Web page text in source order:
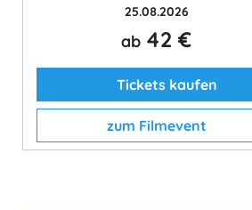
25.08.2026
ab 42 €
Tickets kaufen
zum Filmevent